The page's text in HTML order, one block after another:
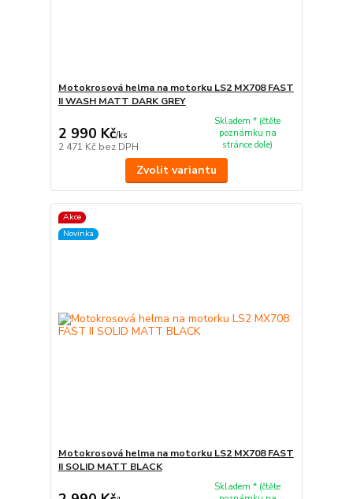
Motokrosová helma na motorku LS2 MX708 FAST
II WASH MATT DARK GREY
2 990 Kč/ks
2 471 Kč bez DPH
Skladem * (čtěte
poznámku na
stránce dole)
Zvolit variantu
Akce
Novinka
Motokrosová helma na motorku LS2 MX708 FAST
II SOLID MATT BLACK
Skladem * (čtěte